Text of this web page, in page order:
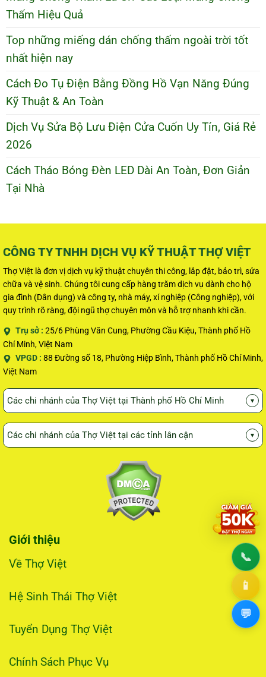
Thấm Hiệu Quả
Top những miếng dán chống thấm ngoài trời tốt
nhất hiện nay
Cách Đo Tụ Điện Bằng Đồng Hồ Vạn Năng Đúng
Kỹ Thuật & An Toàn
Dịch Vụ Sửa Bộ Lưu Điện Cửa Cuốn Uy Tín, Giá Rẻ
2026
Cách Tháo Bóng Đèn LED Dài An Toàn, Đơn Giản
Tại Nhà
CÔNG TY TNHH DỊCH VỤ KỸ THUẬT THỢ VIỆT
Thợ Việt là đơn vị dịch vụ kỹ thuật chuyên thi công, lắp đặt, bảo trì, sửa
chữa và vệ sinh. Chúng tôi cung cấp hàng trăm dịch vụ dành cho hộ
gia đình (Dân dụng) và công ty, nhà máy, xí nghiệp (Công nghiệp), với
quy trình rõ ràng, đội ngũ thợ chuyên môn và hỗ trợ nhanh khi cần.
Trụ sở : 25/6 Phùng Văn Cung, Phường Cầu Kiệu, Thành phố Hồ
Chí Minh, Việt Nam
VPGD : 88 Đường số 18, Phường Hiệp Bình, Thành phố Hồ Chí Minh,
Việt Nam
Các chi nhánh của Thợ Việt tại Thành phố Hồ Chí Minh ▾
Các chi nhánh của Thợ Việt tại các tỉnh lân cận ▾
Giới thiệu
Về Thợ Việt
Hệ Sinh Thái Thợ Việt
Tuyển Dụng Thợ Việt
Chính Sách Phục Vụ
📞
📱
💬